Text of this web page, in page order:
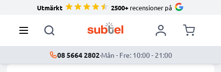
Utmärkt 2500+ recensioner på
08 5664 2802·Mån - Fre: 10:00 - 21:00